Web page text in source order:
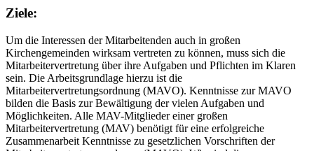
Ziele:
Um die Interessen der Mitarbeitenden auch in großen
Kirchengemeinden wirksam vertreten zu können, muss sich die
Mitarbeitervertretung über ihre Aufgaben und Pflichten im Klaren
sein. Die Arbeitsgrundlage hierzu ist die
Mitarbeitervertretungsordnung (MAVO). Kenntnisse zur MAVO
bilden die Basis zur Bewältigung der vielen Aufgaben und
Möglichkeiten. Alle MAV-Mitglieder einer großen
Mitarbeitervertretung (MAV) benötigt für eine erfolgreiche
Zusammenarbeit Kenntnisse zu gesetzlichen Vorschriften der